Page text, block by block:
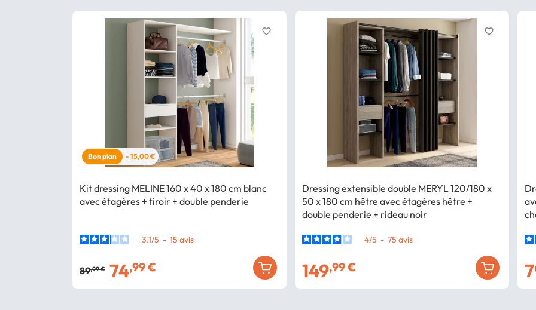
Bon plan - 15,00 €
Kit dressing MELINE 160 x 40 x 180 cm blanc
avec étagères + tiroir + double penderie
3.1/5 - 15 avis
89,99 € 74,99 €
favorite_border
Dressing extensible double MERYL 120/180 x
50 x 180 cm hêtre avec étagères hêtre +
double penderie + rideau noir
4/5 - 75 avis
149,99 €
favorite_border